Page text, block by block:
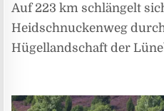
Auf 223 km schlängelt
Heidschnuckenweg
Hügellandschaft der